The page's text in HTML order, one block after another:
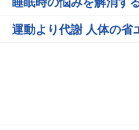
運動より代謝 人体の省